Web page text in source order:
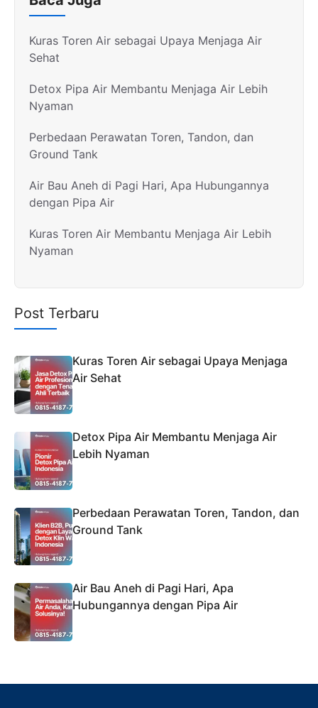
Kuras Toren Air sebagai Upaya Menjaga Air
Sehat
Detox Pipa Air Membantu Menjaga Air Lebih
Nyaman
Perbedaan Perawatan Toren, Tandon, dan
Ground Tank
Air Bau Aneh di Pagi Hari, Apa Hubungannya
dengan Pipa Air
Kuras Toren Air Membantu Menjaga Air Lebih
Nyaman
Post Terbaru
Kuras Toren Air sebagai Upaya Menjaga
Air Sehat
Detox Pipa Air Membantu Menjaga Air
Lebih Nyaman
Perbedaan Perawatan Toren, Tandon, dan
Ground Tank
Air Bau Aneh di Pagi Hari, Apa
Hubungannya dengan Pipa Air